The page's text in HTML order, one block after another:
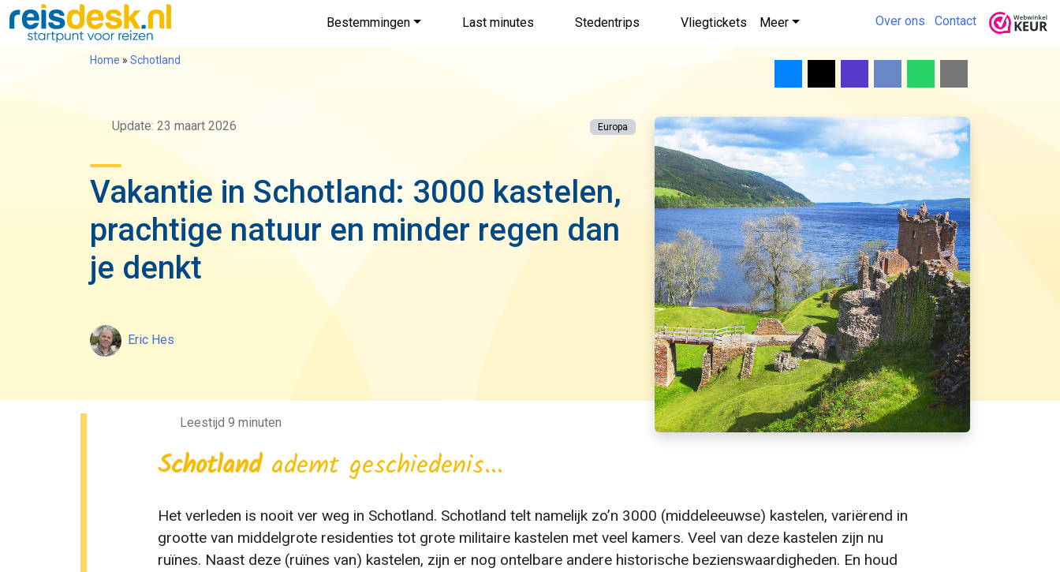
Bestemmingen Last minutes Stedentrips Vliegtickets Meer Over ons Contact
Home » Schotland
Update: 23 maart 2026 Europa
Vakantie in Schotland: 3000 kastelen,
prachtige natuur en minder regen dan
je denkt
Eric Hes
Leestijd 9 minuten
Schotlandademt geschiedenis...
Het verleden is nooit ver weg in Schotland. Schotland telt namelijk zo’n 3000 (middeleeuwse) kastelen, variërend in
grootte van middelgrote residenties tot grote militaire kastelen met veel kamers. Veel van deze kastelen zijn nu
ruïnes. Naast deze (ruïnes van) kastelen, zijn er nog ontelbare andere historische bezienswaardigheden. En houd